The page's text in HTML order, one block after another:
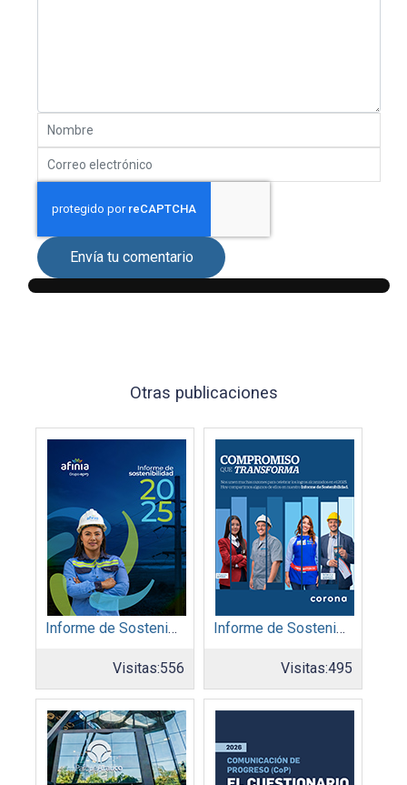
Envía tu comentario
Otras publicaciones
Informe de Sostenibilidad 2025: Afinia filial del Grupo EPM
Visitas:556
Informe de Sostenibilidad 2025: Organización Corona
Visitas:495